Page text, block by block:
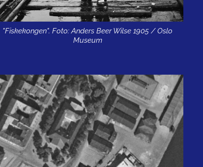
"Fiskekongen". Foto: Anders Beer Wilse 1905 / Oslo
Museum